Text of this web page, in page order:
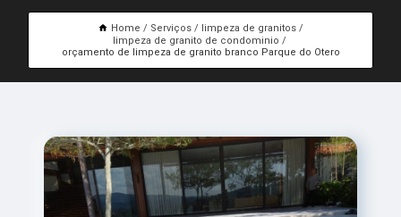
Home Serviços
limpeza de granitos
limpeza de granito de condominio
orçamento de limpeza de granito branco Parque do Otero